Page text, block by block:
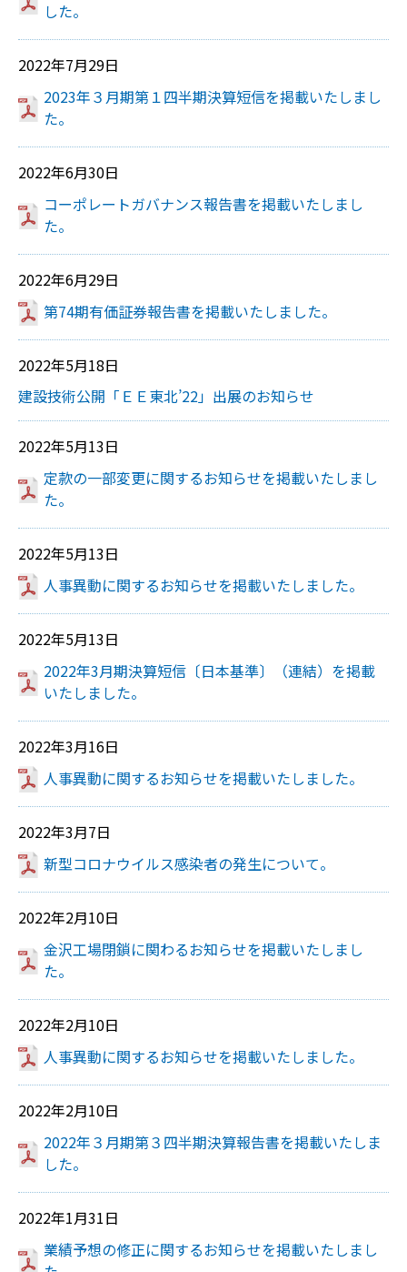
した。
2022年7月29日
2023年３月期第１四半期決算短信を掲載いたしまし
た。
2022年6月30日
コーポレートガバナンス報告書を掲載いたしまし
た。
2022年6月29日
第74期有価証券報告書を掲載いたしました。
2022年5月18日
建設技術公開「ＥＥ東北’22」出展のお知らせ
2022年5月13日
定款の一部変更に関するお知らせを掲載いたしまし
た。
2022年5月13日
人事異動に関するお知らせを掲載いたしました。
2022年5月13日
2022年3月期決算短信〔日本基準〕（連結）を掲載
いたしました。
2022年3月16日
人事異動に関するお知らせを掲載いたしました。
2022年3月7日
新型コロナウイルス感染者の発生について。
2022年2月10日
金沢工場閉鎖に関わるお知らせを掲載いたしまし
た。
2022年2月10日
人事異動に関するお知らせを掲載いたしました。
2022年2月10日
2022年３月期第３四半期決算報告書を掲載いたしま
した。
2022年1月31日
業績予想の修正に関するお知らせを掲載いたしまし